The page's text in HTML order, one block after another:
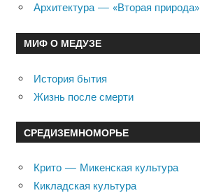
Архитектура — «Вторая природа»
МИФ О МЕДУЗЕ
История бытия
Жизнь после смерти
СРЕДИЗЕМНОМОРЬЕ
Крито — Микенская культура
Кикладская культура